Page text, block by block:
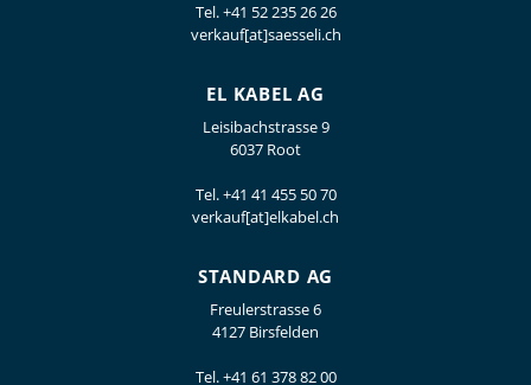
Tel.+41 52 235 26 26
verkauf[at]saesseli.ch
EL KABEL AG
Leisibachstrasse 9
6037 Root
Tel.+41 41 455 50 70
verkauf[at]elkabel.ch
STANDARD AG
Freulerstrasse 6
4127 Birsfelden
Tel.+41 61 378 82 00